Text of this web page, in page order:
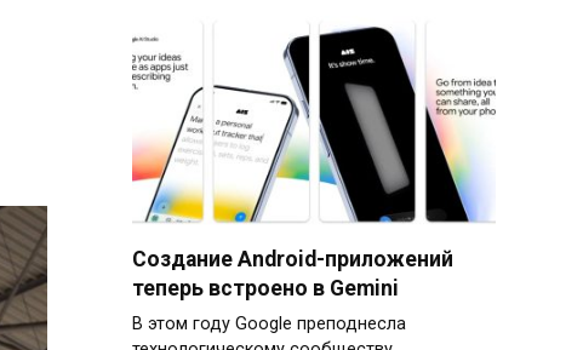
Создание Android-приложений
теперь встроено в Gemini
В этом году Google преподнесла